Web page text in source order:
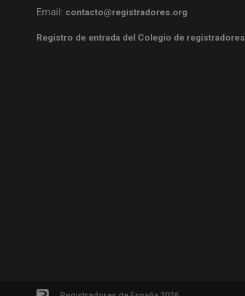
Email: contacto@registradores.org
Registro de entrada del Colegio de registradores